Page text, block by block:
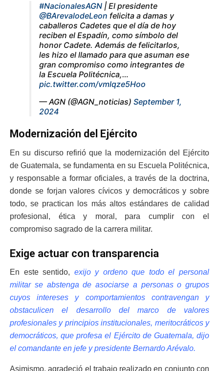
#NacionalesAGN | El presidente
@BArevalodeLeon felicita a damas y
caballeros Cadetes que el día de hoy
reciben el Espadín, como símbolo del
honor Cadete. Además de felicitarlos,
les hizo el llamado para que asuman ese
gran compromiso como integrantes de
la Escuela Politécnica,…
pic.twitter.com/vmlqze5Hoo
— AGN (@AGN_noticias) September 1,
2024
Modernización del Ejército
En su discurso refirió que la modernización del Ejército
de Guatemala, se fundamenta en su Escuela Politécnica,
y responsable a formar oficiales, a través de la doctrina,
donde se forjan valores cívicos y democráticos y sobre
todo, se practican los más altos estándares de calidad
profesional, ética y moral, para cumplir con el
compromiso sagrado de la carrera militar.
Exige actuar con transparencia
En este sentido, exijo y ordeno que todo el personal
militar se abstenga de asociarse a personas o grupos
cuyos intereses y comportamientos contravengan y
obstaculicen el desarrollo del marco de valores
profesionales y principios institucionales, meritocráticos y
democráticos, que profesa el Ejército de Guatemala, dijo
el comandante en jefe y presidente Bernardo Arévalo.
Asimismo, agradeció el trabajo realizado en conjunto con